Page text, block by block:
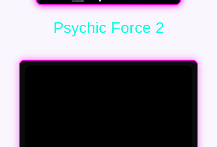
Psychic Force 2